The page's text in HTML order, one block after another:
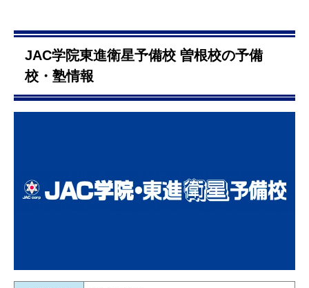
JAC学院東進衛星予備校 曽根校の予備
校・塾情報